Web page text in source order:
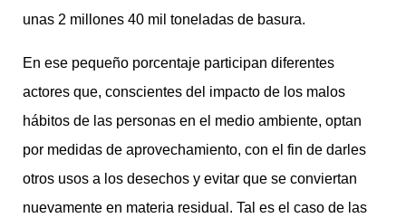
unas 2 millones 40 mil toneladas de basura.
En ese pequeño porcentaje participan diferentes
actores que, conscientes del impacto de los malos
hábitos de las personas en el medio ambiente, optan
por medidas de aprovechamiento, con el fin de darles
otros usos a los desechos y evitar que se conviertan
nuevamente en materia residual. Tal es el caso de las